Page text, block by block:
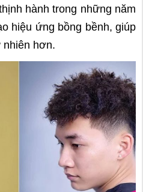
hành trong những năm
hiệu ứng bồng bềnh, giúp
nhiên hơn.